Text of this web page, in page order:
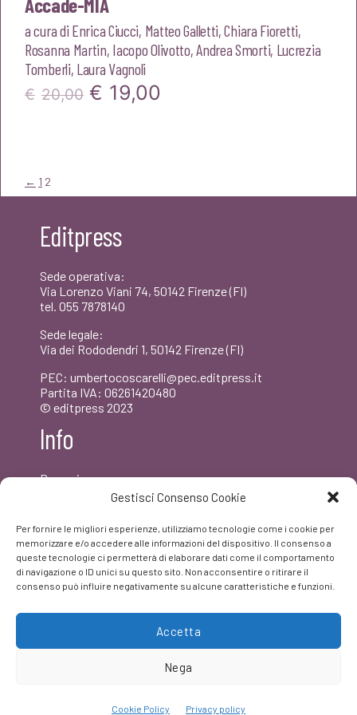
Gestisci Consenso Cookie
Per fornire le migliori esperienze, utilizziamo tecnologie come i cookie per
memorizzare e/o accedere alle informazioni del dispositivo. Il consenso a
queste tecnologie ci permetterà di elaborare dati come il comportamento
di navigazione o ID unici su questo sito. Non acconsentire o ritirare il
consenso può influire negativamente su alcune caratteristiche e funzioni.
Accetta
Nega
Cookie Policy Privacy policy
a cura di Enrica Ciucci, Matteo Galletti,Chiara Fioretti,
Rosanna Martin, Iacopo Olivotto,Andrea Smorti, Lucrezia
Tomberli, Laura Vagnoli
€ 20,00 Il
€ 19,00
← 1 2
Editpress
Sede operativa:
Via Lorenzo Viani 74, 50142 Firenze (FI)
tel. 055 7878140
Sede legale:
Via dei Rododendri 1, 50142 Firenze (FI)
PEC: umbertocoscarelli@pec.editpress.it
Partita IVA: 06261420480
© editpress 2023
Info
Dove siamo
Privacy policy
FAQ
Facebook